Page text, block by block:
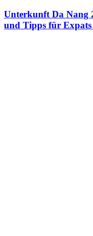
Unterkunft Da Nang
und Tipps für